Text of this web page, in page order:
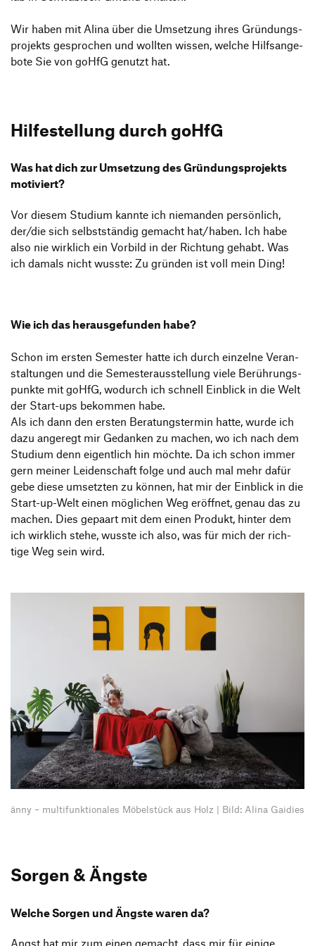
Wir haben mit Alina über die Umset­zung ihres Grün­dungs­
pro­jekts gespro­chen und wollten wissen, welche Hilfs­an­ge­
bote Sie von goHfG genutzt hat.
Hilfe­stel­lung durch goHfG
Was hat dich zur Umset­zung des Grün­dungs­pro­jekts
motiviert?
Vor diesem Studium kannte ich niemanden persön­lich,
der/​die sich selbst­ständig gemacht hat/​haben. Ich habe
also nie wirk­lich ein Vorbild in der Rich­tung gehabt. Was
ich damals nicht wusste: Zu gründen ist voll mein Ding!
Wie ich das heraus­ge­funden habe?
Schon im ersten Semester hatte ich durch einzelne Veran­
stal­tungen und die Semes­ter­aus­stel­lung viele Berüh­rungs­
punkte mit goHfG, wodurch ich schnell Einblick in die Welt
der Start-ups bekommen habe.
Als ich dann den ersten Bera­tungs­termin hatte, wurde ich
dazu ange­regt mir Gedanken zu machen, wo ich nach dem
Studium denn eigent­lich hin möchte. Da ich schon immer
gern meiner Leiden­schaft folge und auch mal mehr dafür
gebe diese umsetzten zu können, hat mir der Einblick in die
Start-up-Welt einen mögli­chen Weg eröffnet, genau das zu
machen. Dies gepaart mit dem einen Produkt, hinter dem
ich wirk­lich stehe, wusste ich also, was für mich der rich­
tige Weg sein wird.
änny – multi­funk­tio­nales Möbel­stück aus Holz | Bild: Alina Gaidies
Sorgen & Ängste
Welche Sorgen und Ängste waren da?
Angst hat mir zum einen gemacht, dass mir für einige